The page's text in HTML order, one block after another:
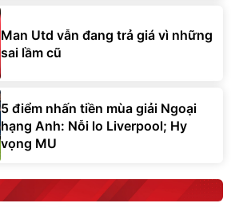
Man Utd vẫn đang trả giá vì những
sai lầm cũ
5 điểm nhấn tiền mùa giải Ngoại
hạng Anh: Nỗi lo Liverpool; Hy
vọng MU